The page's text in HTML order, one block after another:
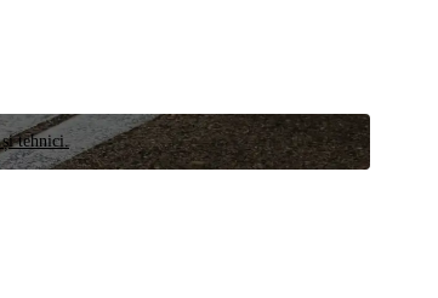
și tehnici.